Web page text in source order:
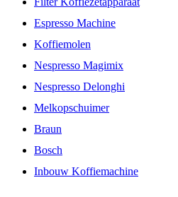
Espresso Machine
Koffiemolen
Nespresso Magimix
Nespresso Delonghi
Melkopschuimer
Braun
Bosch
Inbouw Koffiemachine